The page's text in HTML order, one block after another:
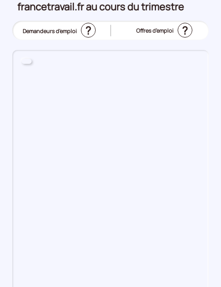
francetravail.fr au cours du trimestre
Demandeurs d'emploi
(Affichage ? Offres d’emploi ?